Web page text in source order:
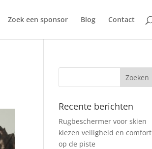
Zoek een sponsor Blog Contact
Recente berichten
Rugbeschermer voor skien
kiezen veiligheid en comfort
op de piste